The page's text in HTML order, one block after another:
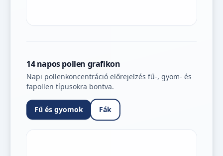
14 napos pollen grafikon
Napi pollenkoncentráció előrejelzés fű-, gyom- és
fapollen típusokra bontva.
Fű és gyomok Fák